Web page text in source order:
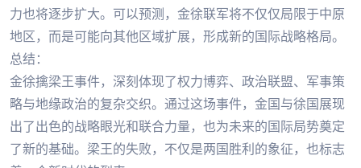
力也将逐步扩大。可以预测，金徐联军将不仅仅局限于中原
地区，而是可能向其他区域扩展，形成新的国际战略格局。
总结：
金徐擒梁王事件，深刻体现了权力博弈、政治联盟、军事策
略与地缘政治的复杂交织。通过这场事件，金国与徐国展现
出了出色的战略眼光和联合力量，也为未来的国际局势奠定
了新的基础。梁王的失败，不仅是两国胜利的象征，也标志